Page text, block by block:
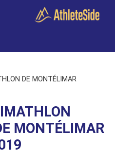
DE MONTÉLIMAR
MONTÉLIMAR